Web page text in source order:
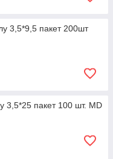
3,5*9,5 пакет 200шт
3,5*25 пакет 100 шт. MD